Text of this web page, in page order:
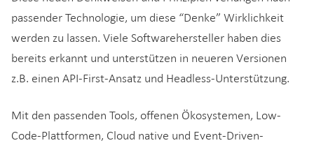
passender Technologie, um diese “Denke” Wirklichkeit
werden zu lassen. Viele Softwarehersteller haben dies
bereits erkannt und unterstützen in neueren Versionen
z.B. einen API-First-Ansatz und Headless-Unterstützung.
Mit den passenden Tools, offenen Ökosystemen, Low-
Code-Plattformen, Cloud native und Event-Driven-